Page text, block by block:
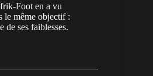
Foot en a vu
le même objectif :
de ses faiblesses.